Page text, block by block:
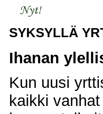
SYKSYLLÄ
Ihanan
Kun uusi
kaikki